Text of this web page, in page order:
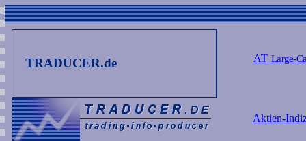
TRADUCER.de AT Large-
Aktien-